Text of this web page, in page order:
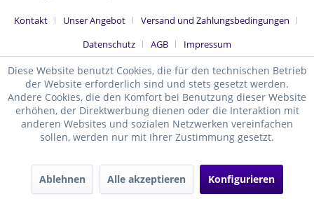
Kontakt Unser Angebot
Versand und Zahlungsbedingungen
Datenschutz
AGB Impressum
Diese Website benutzt Cookies, die für den technischen Betrieb
der Website erforderlich sind und stets gesetzt werden.
Andere Cookies, die den Komfort bei Benutzung dieser Website
erhöhen, der Direktwerbung dienen oder die Interaktion mit
anderen Websites und sozialen Netzwerken vereinfachen
sollen, werden nur mit Ihrer Zustimmung gesetzt.
Ablehnen Alle akzeptieren Konfigurieren